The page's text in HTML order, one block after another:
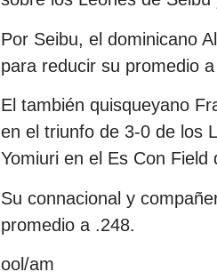
Por Seibu, el dominicano
para reducir su promedio
El también quisqueyano
en el triunfo de 3-0 de los
Yomiuri en el Es Con
Su connacional y
promedio a .248.
ool/am